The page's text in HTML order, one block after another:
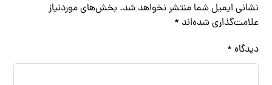
نشانی ایمیل شما منتشر نخواهد شد. بخش‌های موردنیاز
علامت‌گذاری شده‌اند *
دیدگاه *